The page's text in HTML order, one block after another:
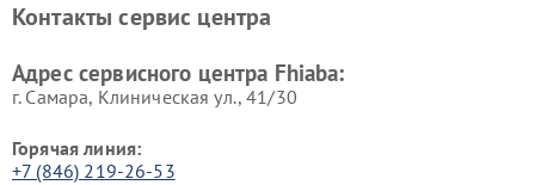
Контакты сервис центра
Адрес сервисного центра Fhiaba:
г. Самара, Клиническая ул., 41/30
Горячая линия:
+7 (846) 219-26-53